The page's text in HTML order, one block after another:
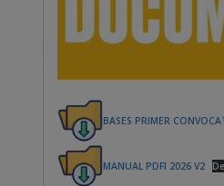
BASES PRIMER
MANUAL PDFI 2026 V2